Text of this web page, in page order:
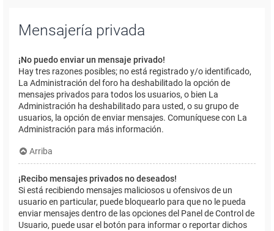
Mensajería privada
¡No puedo enviar un mensaje privado!
Hay tres razones posibles; no está registrado y/o identificado,
La Administración del foro ha deshabilitado la opción de
mensajes privados para todos los usuarios, o bien La
Administración ha deshabilitado para usted, o su grupo de
usuarios, la opción de enviar mensajes. Comuníquese con La
Administración para más información.
Arriba
¡Recibo mensajes privados no deseados!
Si está recibiendo mensajes maliciosos u ofensivos de un
usuario en particular, puede bloquearlo para que no le pueda
enviar mensajes dentro de las opciones del Panel de Control de
Usuario, puede usar el botón para informar o reportar dichos